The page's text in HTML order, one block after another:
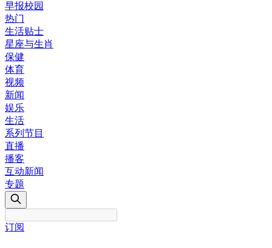
早报校园
热门
生活贴士
星座与生肖
保健
体育
视频
新闻
娱乐
生活
系列节目
直播
播客
互动新闻
专题
订阅